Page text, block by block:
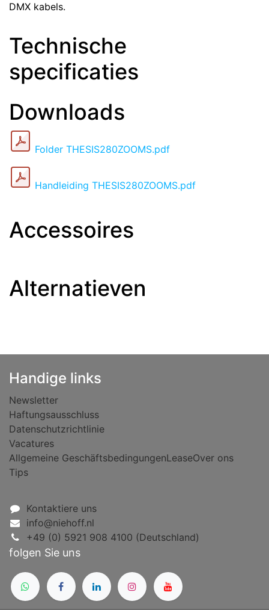
DMX kabels.
Technische
specificaties
Downloads
Folder THESIS280ZOOMS.pdf
Handleiding THESIS280ZOOMS.pdf
Accessoires
Alternatieven
Handige links
Newsletter
Haftungsausschluss
Datenschutzrichtlinie
Vacatures
Allgemeine GeschäftsbedingungenLeaseOver ons
Tips
Kontaktiere uns
info@niehoff.nl
+49 (0) 5921 908 4100 (Deutschland)
folgen Sie uns